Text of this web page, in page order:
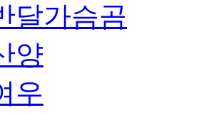
달가슴곰
양
우